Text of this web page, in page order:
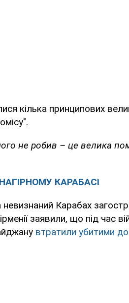
кілька принципових
не робив – це велика
КАРАБАСІ
невизнаний Карабах
заявили, що під час
втратили убитими